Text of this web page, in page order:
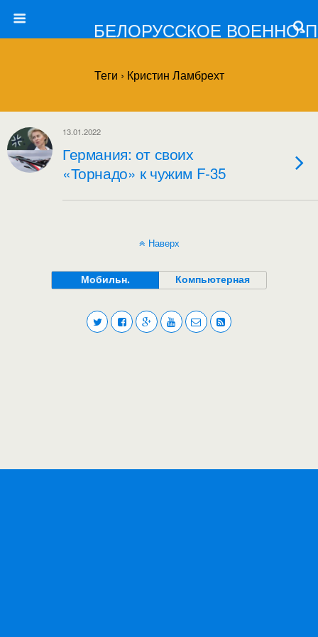
БЕЛОРУССКОЕ ВОЕННО-
Теги › Кристин Ламбрехт
13.01.2022
Германия: от своих
«Торнадо» к чужим F-35
Наверх
Мобильн. Компьютерная